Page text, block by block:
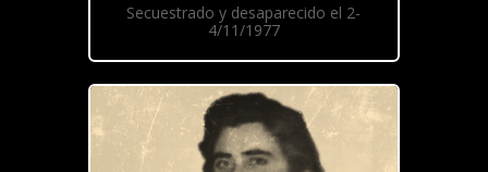
Secuestrado y desaparecido el 2-
4/11/1977